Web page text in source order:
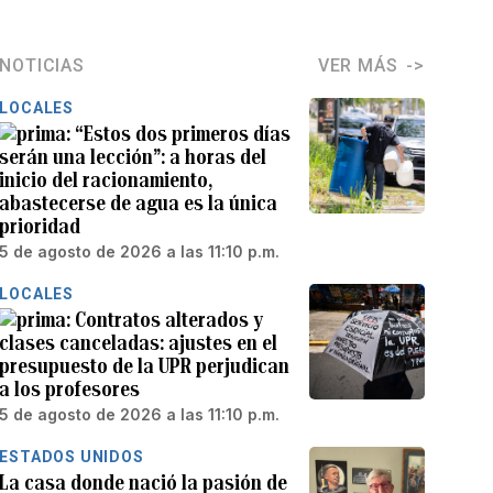
NOTICIAS VER MÁS
LOCALES
“Estos dos primeros días
serán una lección”: a horas del
inicio del racionamiento,
abastecerse de agua es la única
prioridad
5 de agosto de 2026 a las 11:10 p.m.
LOCALES
Contratos alterados y
clases canceladas: ajustes en el
presupuesto de la UPR perjudican
a los profesores
5 de agosto de 2026 a las 11:10 p.m.
ESTADOS UNIDOS
La casa donde nació la pasión de